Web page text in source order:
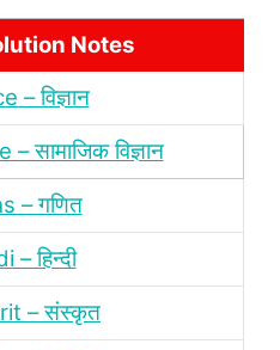
Notes
– विज्ञान
सामाजिक विज्ञान
– गणित
– हिन्‍दी
– संस्‍कृत